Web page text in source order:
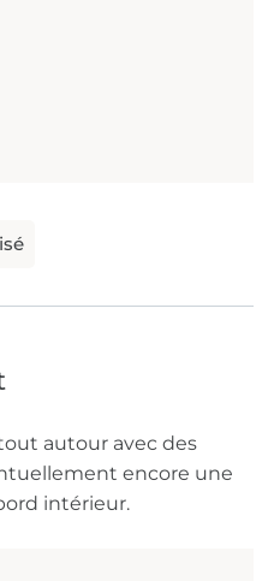
autour avec des
encore une
intérieur.